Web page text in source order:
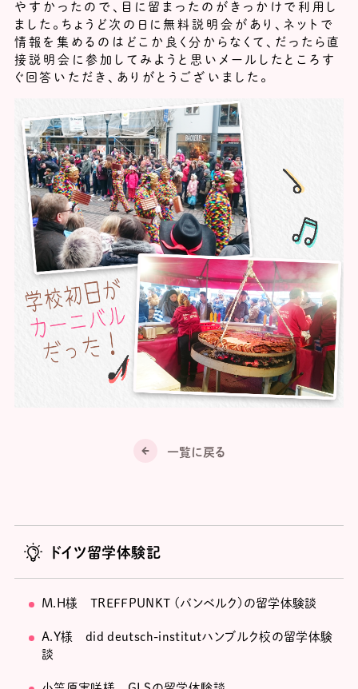
やすかったので、目に留まったのがきっかけで利用し
ました。ちょうど次の日に無料説明会があり、ネットで
情報を集めるのはどこか良く分からなくて、だったら直
接説明会に参加してみようと思いメールしたところす
ぐ回答いただき、ありがとうございました。
一覧に戻る
ドイツ留学体験記
M.H様 TREFFPUNKT (バンベルク)の留学体験談
A.Y様 did deutsch-institutハンブルク校の留学体験
談